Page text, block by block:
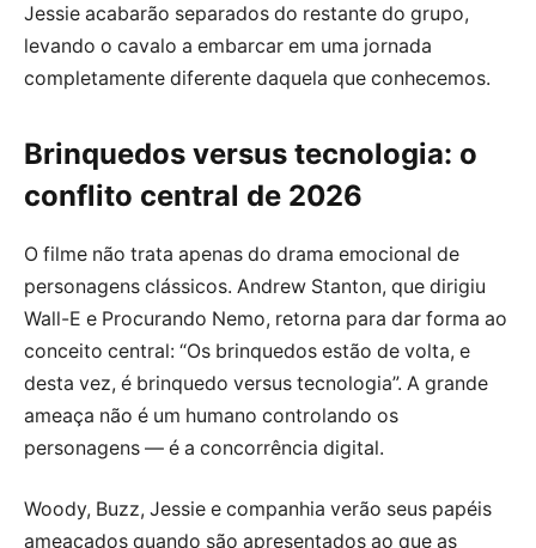
Jessie acabarão separados do restante do grupo,
levando o cavalo a embarcar em uma jornada
completamente diferente daquela que conhecemos.
Brinquedos versus tecnologia: o
conflito central de 2026
O filme não trata apenas do drama emocional de
personagens clássicos. Andrew Stanton, que dirigiu
Wall-E e Procurando Nemo, retorna para dar forma ao
conceito central: “Os brinquedos estão de volta, e
desta vez, é brinquedo versus tecnologia”. A grande
ameaça não é um humano controlando os
personagens — é a concorrência digital.
Woody, Buzz, Jessie e companhia verão seus papéis
ameaçados quando são apresentados ao que as